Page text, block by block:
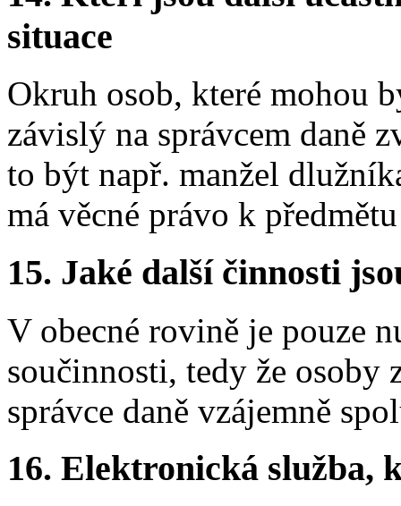
situace
Okruh osob, které mohou
závislý na správcem daně
to být např. manžel
má věcné právo k
15. Jaké další činnosti
V obecné rovině je pouze
součinnosti, tedy že osoby
správce daně vzájemně
16. Elektronická služba,